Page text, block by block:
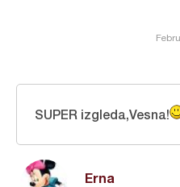
Erna
SUPER izgleda,Vesna!